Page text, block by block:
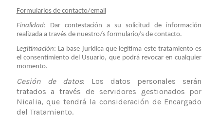
Formularios de contacto/email
Finalidad: Dar contestación a su solicitud de información
realizada a través de nuestro/s formulario/s de contacto.
Legitimación: La base jurídica que legitima este tratamiento es
el consentimiento del Usuario, que podrá revocar en cualquier
momento.
Cesión de datos: Los datos personales serán
tratados a través de servidores gestionados por
Nicalia, que tendrá la consideración de Encargado
del Tratamiento.